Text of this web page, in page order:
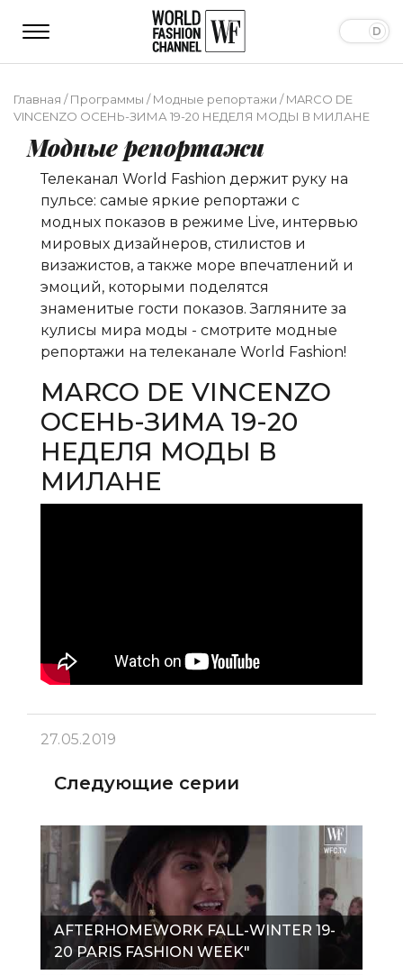
Главная /Программы /Модные репортажи /MARCO DE
VINCENZO ОСЕНЬ-ЗИМА 19-20 НЕДЕЛЯ МОДЫ В МИЛАНЕ
Модные репортажи
Телеканал World Fashion держит руку на
пульсе: самые яркие репортажи с
модных показов в режиме Live, интервью
мировых дизайнеров, стилистов и
визажистов, а также море впечатлений и
эмоций, которыми поделятся
знаменитые гости показов. Загляните за
кулисы мира моды - смотрите модные
репортажи на телеканале World Fashion!
MARCO DE VINCENZO
ОСЕНЬ-ЗИМА 19-20
НЕДЕЛЯ МОДЫ В
МИЛАНЕ
27.05.2019
Следующие серии
AFTERHOMEWORK FALL-WINTER 19-
20 PARIS FASHION WEEK"